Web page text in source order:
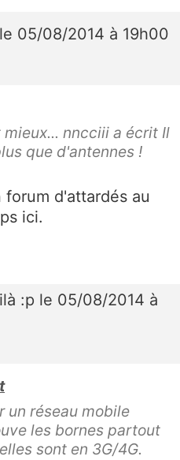
le 05/08/2014 à 19h00
nncciii a écrit Il
que d'antennes !
d'attardés au
ici.
:p le 05/08/2014 à
un réseau mobile
les bornes partout
sont en 3G/4G.